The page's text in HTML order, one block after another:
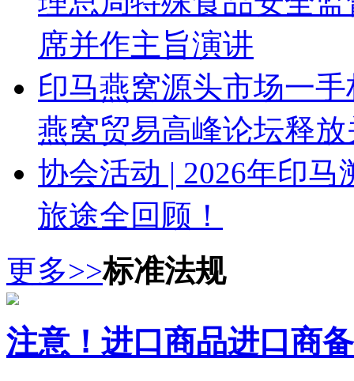
席并作主旨演讲
印马燕窝源头市场一
燕窝贸易高峰论坛释
协会活动 | 2026年印
旅途全回顾！
更多>>标准法规
注意！进口商品进口商